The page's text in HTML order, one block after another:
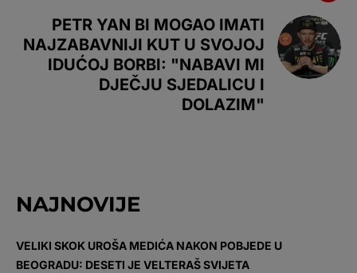
PETR YAN BI MOGAO IMATI
NAJZABAVNIJI KUT U SVOJOJ
IDUĆOJ BORBI: "NABAVI MI
DJEČJU SJEDALICU I
DOLAZIM"
NAJNOVIJE
VELIKI SKOK UROŠA MEDIĆA NAKON POBJEDE U
BEOGRADU: DESETI JE VELTERAŠ SVIJETA